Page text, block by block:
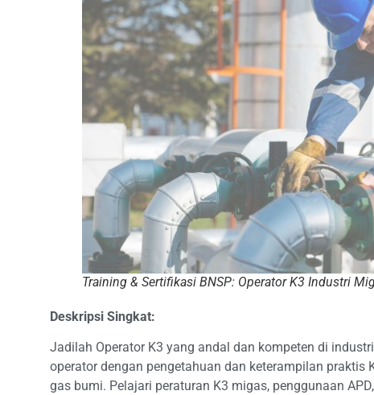
Training & Sertifikasi BNSP: Operator K3 Industri
Deskripsi Singkat:
Jadilah Operator K3 yang andal dan kompeten di
operator dengan pengetahuan dan keterampilan
gas bumi. Pelajari peraturan K3 migas, penggunaan